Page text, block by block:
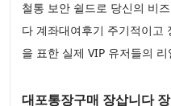
철통 보안 쉴드로 당신의 비
다 계좌대여후기 주기적이고
을 표한 실제 VIP 유저들의
대포통장구매 장삽니다